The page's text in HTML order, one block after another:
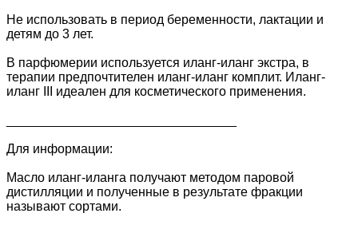
Не использовать в период беременности, лактации и
детям до 3 лет.
В парфюмерии используется иланг-иланг экстра, в
терапии предпочтителен иланг-иланг комплит. Иланг-
иланг III идеален для косметического применения.
Для информации:
Масло иланг-иланга получают методом паровой
дистилляции и полученные в результате фракции
называют сортами.